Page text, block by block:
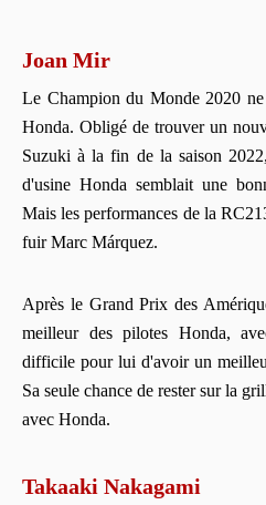
Joan Mir
Le Champion du Monde 2020
Honda. Obligé de trouver un
Suzuki à la fin de la saison
d'usine Honda semblait une
Mais les performances de la
fuir Marc Márquez.
Après le Grand Prix des
meilleur des pilotes Honda,
difficile pour lui d'avoir un
Sa seule chance de rester sur la
avec Honda.
Takaaki Nakagami